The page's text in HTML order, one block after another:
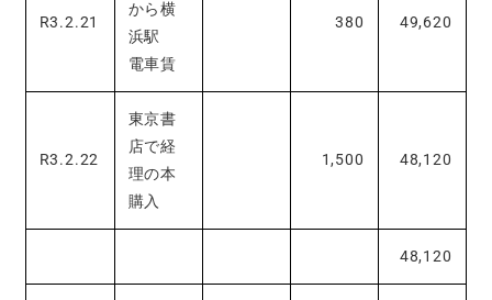
R3.2.21
から横
浜駅
電車賃
380 49,620
R3.2.22
東京書
店で経
理の本
購入
1,500 48,120
48,120